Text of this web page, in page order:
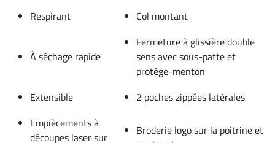
Respirant
Col montant
À séchage rapide
Fermeture à glissière double
sens avec sous-patte et
protège-menton
Extensible
2 poches zippées latérales
Empiècements à
découpes laser sur
Broderie logo sur la poitrine et